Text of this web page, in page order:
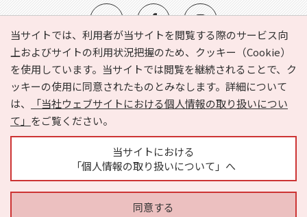
当サイトでは、利用者が当サイトを閲覧する際のサービス向
上およびサイトの利用状況把握のため、クッキー（Cookie）
を使用しています。当サイトでは閲覧を継続されることで、ク
ッキーの使用に同意されたものとみなします。詳細について
は、
「当社ウェブサイトにおける個人情報の取り扱いについ
て」 をご覧ください。
当サイトにおける
「個人情報の取り扱いについて」へ
同意する
e-NAVITA（イーナビタ）とは？ お気に入り
ヘルプ
利用規約
個人情報の取り扱いについて
運営会社
サイトマップ
広告掲載に関するお問い合わせ